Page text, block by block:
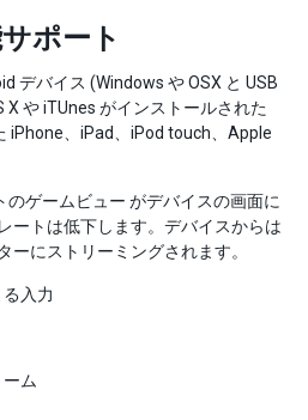
ポート
デバイス (Windows や OSX と USB
X や iTUnes がインストールされた
iPhone、iPad、iPod touch、Apple
のゲームビュー がデバイスの画面に
ートは低下します。デバイスからは
ーにストリーミングされます。
入力
ム